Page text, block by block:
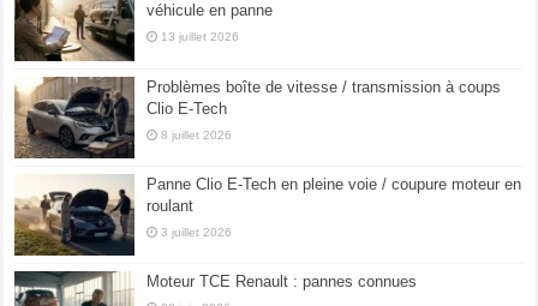
véhicule en panne
13 juillet 2026
Problèmes boîte de vitesse / transmission à coups
Clio E-Tech
8 juillet 2026
Panne Clio E-Tech en pleine voie / coupure moteur en
roulant
3 juillet 2026
Moteur TCE Renault : pannes connues